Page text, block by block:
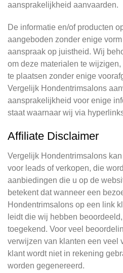
aansprakelijkheid aanvaarden.
De informatie en/of producten
aangeboden zonder enige
aanspraak op juistheid. Wij
om deze materialen te
te plaatsen zonder enige
Vergelijk Hondentrimsalons
aansprakelijkheid voor enige
staat waarnaar wij via
Affiliate Disclaimer
Vergelijk Hondentrimsalons
voor leads of verkopen, die
aanbiedingen die u op de
betekent dat wanneer een
Hondentrimsalons op een link
leidt die wij hebben
toegekend. Voor veel
verwijzen van klanten een veel
klant wordt niet in rekening
worden gegenereerd.